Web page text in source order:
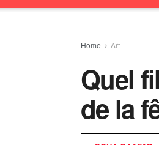
Home Art
Quel
de la